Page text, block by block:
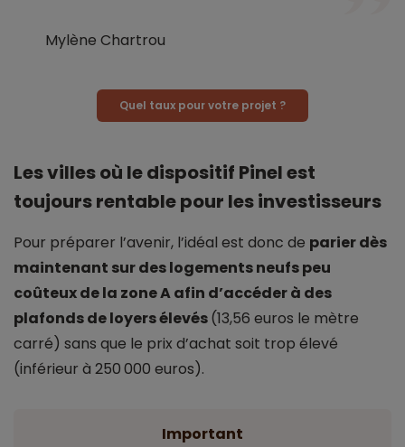
Mylène Chartrou
Quel taux pour votre projet ?
Les villes où le dispositif Pinel est
toujours rentable pour les investisseurs
Pour préparer l’avenir, l’idéal est donc de parier dès
maintenant sur des logements neufs peu
coûteux de la zone A afin d’accéder à des
plafonds de loyers élevés(13,56 euros le mètre
carré) sans que le prix d’achat soit trop élevé
(inférieur à 250 000 euros).
Important